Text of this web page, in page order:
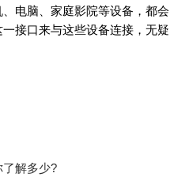
电脑、家庭影院等设备，都会
接口来与这些设备连接，无疑
了解多少?